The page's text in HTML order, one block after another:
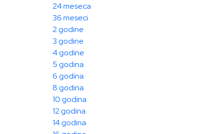
24 meseca
36 meseci
2 godine
3 godine
4 godine
5 godina
6 godina
8 godina
10 godina
12 godina
14 godina